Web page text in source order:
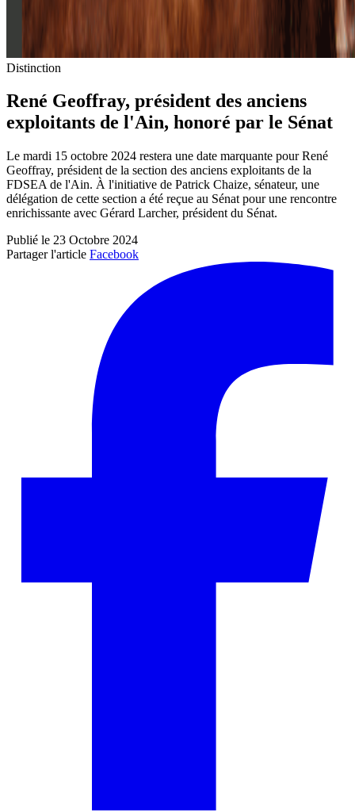
Distinction
René Geoffray, président des anciens
exploitants de l'Ain, honoré par le Sénat
Le mardi 15 octobre 2024 restera une date marquante pour René
Geoffray, président de la section des anciens exploitants de la
FDSEA de l'Ain. À l'initiative de Patrick Chaize, sénateur, une
délégation de cette section a été reçue au Sénat pour une rencontre
enrichissante avec Gérard Larcher, président du Sénat.
Publié le 23 Octobre 2024
Partager l'article Facebook